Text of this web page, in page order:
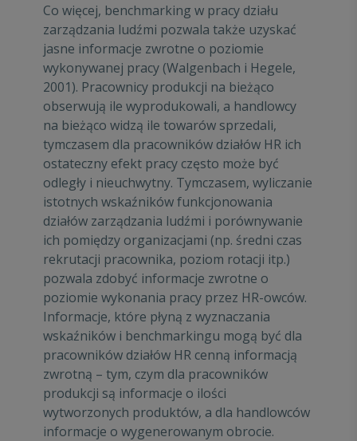
Co więcej, benchmarking w pracy działu
zarządzania ludźmi pozwala także uzyskać
jasne informacje zwrotne o poziomie
wykonywanej pracy (Walgenbach i Hegele,
2001). Pracownicy produkcji na bieżąco
obserwują ile wyprodukowali, a handlowcy
na bieżąco widzą ile towarów sprzedali,
tymczasem dla pracowników działów HR ich
ostateczny efekt pracy często może być
odległy i nieuchwytny. Tymczasem, wyliczanie
istotnych wskaźników funkcjonowania
działów zarządzania ludźmi i porównywanie
ich pomiędzy organizacjami (np. średni czas
rekrutacji pracownika, poziom rotacji itp.)
pozwala zdobyć informacje zwrotne o
poziomie wykonania pracy przez HR-owców.
Informacje, które płyną z wyznaczania
wskaźników i benchmarkingu mogą być dla
pracowników działów HR cenną informacją
zwrotną – tym, czym dla pracowników
produkcji są informacje o ilości
wytworzonych produktów, a dla handlowców
informacje o wygenerowanym obrocie.